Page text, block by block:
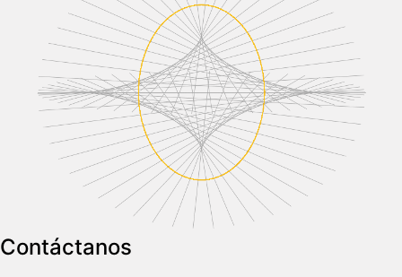
Contáctanos